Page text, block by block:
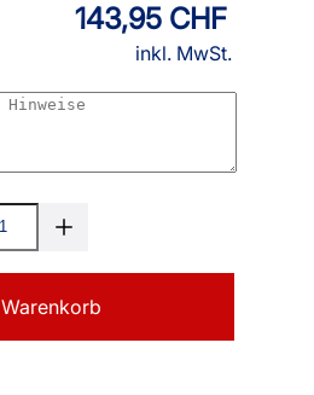
143,95 CHF
inkl. MwSt.